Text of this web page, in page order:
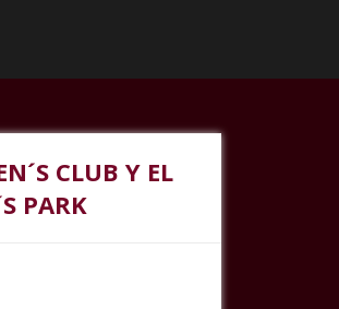
CLUB Y EL
PARK